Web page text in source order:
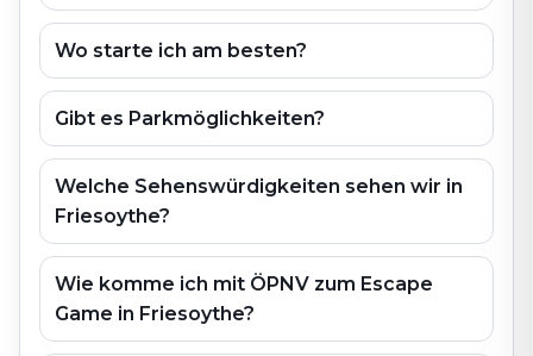
Wo starte ich am besten?
Gibt es Parkmöglichkeiten?
Welche Sehenswürdigkeiten sehen wir in
Friesoythe?
Wie komme ich mit ÖPNV zum Escape
Game in Friesoythe?